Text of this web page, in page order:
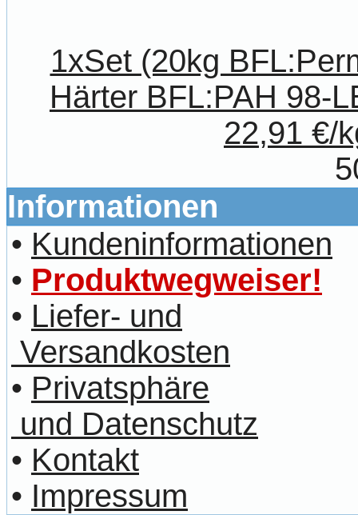
1xSet (20kg
Härter BFL:PAH 98-
22,91 €/
Informationen
• Kundeninformationen
• Produktwegweiser!
• Liefer- und
Versandkosten
• Privatsphäre
und Datenschutz
• Kontakt
• Impressum